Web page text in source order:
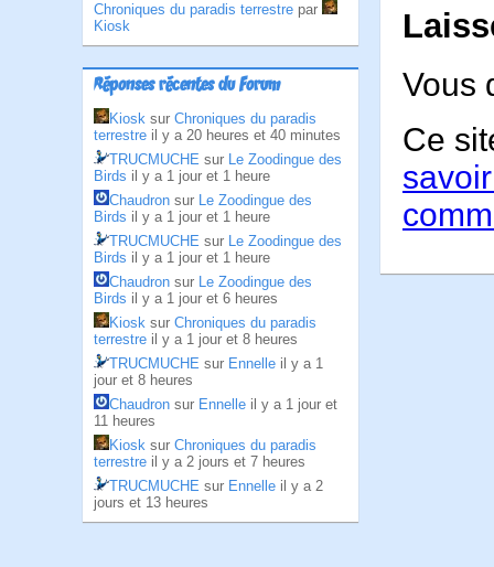
Chroniques du paradis terrestre par
Kiosk
Réponses récentes du Forum
Kiosk sur Chroniques du paradis
terrestre il y a 20 heures et 40 minutes
TRUCMUCHE sur Le Zoodingue des
Birds il y a 1 jour et 1 heure
Chaudron sur Le Zoodingue des
Birds il y a 1 jour et 1 heure
TRUCMUCHE sur Le Zoodingue des
Birds il y a 1 jour et 1 heure
Chaudron sur Le Zoodingue des
Birds il y a 1 jour et 6 heures
Kiosk sur Chroniques du paradis
terrestre il y a 1 jour et 8 heures
TRUCMUCHE sur Ennelle il y a 1
jour et 8 heures
Chaudron sur Ennelle il y a 1 jour et
11 heures
Kiosk sur Chroniques du paradis
terrestre il y a 2 jours et 7 heures
TRUCMUCHE sur Ennelle il y a 2
jours et 13 heures
Vous
Ce